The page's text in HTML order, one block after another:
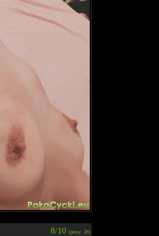
8/10 (głosy: 26)